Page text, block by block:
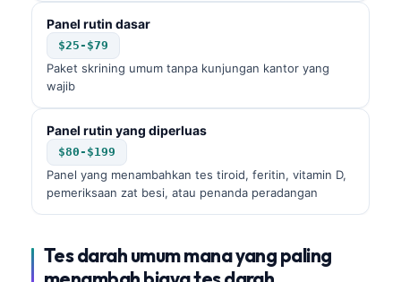
Panel rutin dasar
$25-$79
Paket skrining umum tanpa kunjungan kantor yang
wajib
Panel rutin yang diperluas
$80-$199
Panel yang menambahkan tes tiroid, feritin, vitamin D,
pemeriksaan zat besi, atau penanda peradangan
Tes darah umum mana yang paling